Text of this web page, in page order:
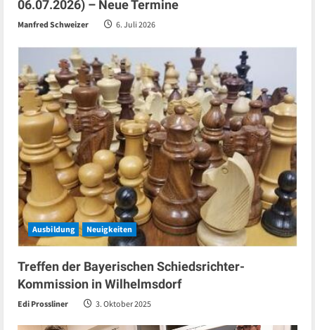
06.07.2026) – Neue Termine
Manfred Schweizer 6. Juli 2026
Ausbildung Neuigkeiten
Treffen der Bayerischen Schiedsrichter-
Kommission in Wilhelmsdorf
Edi Prossliner 3. Oktober 2025